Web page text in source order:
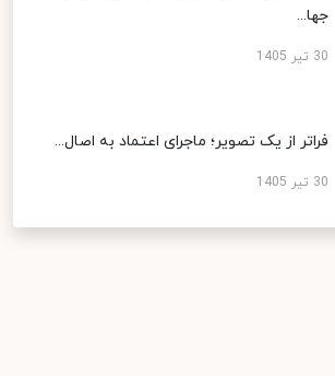
جها...
30 تیر 1405
فراتر از یک تصویر؛ ماجرای اعتماد به اصال...
30 تیر 1405